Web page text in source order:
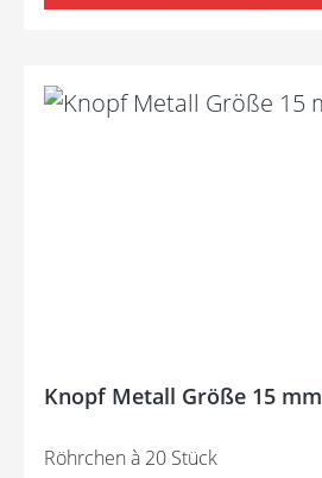
Knopf Metall Größe 15 mm
Röhrchen à 20 Stück